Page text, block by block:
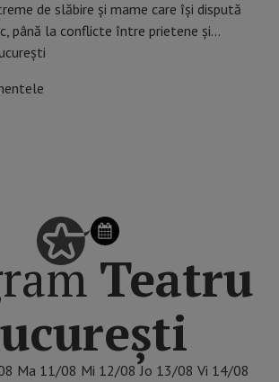
de slăbire și mame care își dispută
până la conflicte între prietene și…
Teatru
Ma 11/08 Mi 12/08 Jo 13/08 Vi 14/08